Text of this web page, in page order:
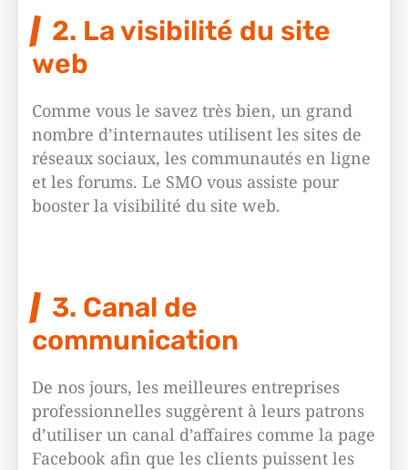
2. La visibilité du site
web
Comme vous le savez très bien, un grand
nombre d’internautes utilisent les sites de
réseaux sociaux, les communautés en ligne
et les forums. Le SMO vous assiste pour
booster la visibilité du site web.
3. Canal de
communication
De nos jours, les meilleures entreprises
professionnelles suggèrent à leurs patrons
d’utiliser un canal d’affaires comme la page
Facebook afin que les clients puissent les